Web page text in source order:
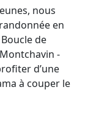
nous
en
de
-
d’une
à couper le